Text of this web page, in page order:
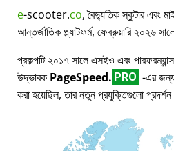
e-scooter.co, বৈদ্যুতিক স্কুটার এবং
আন্তর্জাতিক প্ল্যাটফর্ম, ফেব্রুয়ারি ২০২৬
প্রকল্পটি ২০১৭ সালে এসইও এবং
উদ্ভাবক PageSpeed. PRO -এর
করা হয়েছিল, তার নতুন প্রযুক্তিগুলো